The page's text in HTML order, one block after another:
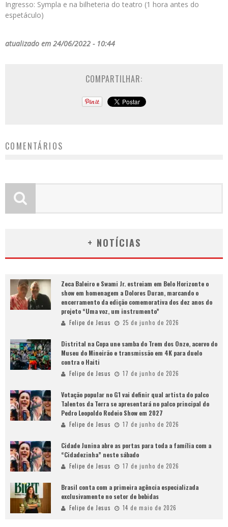
Ingresso: Sympla e na bilheteria do teatro (1 hora antes do
espetáculo)
atualizado em 24/06/2022 - 10:44
COMPARTILHAR:
COMENTÁRIOS
+ NOTÍCIAS
Zeca Baleiro e Swami Jr. estreiam em Belo Horizonte o
show em homenagem a Dolores Duran, marcando o
encerramento da edição comemorativa dos dez anos do
projeto “Uma voz, um instrumento”
Felipe de Jesus 25 de junho de 2026
Distrital na Copa une samba do Trem dos Onze, acervo do
Museu do Mineirão e transmissão em 4K para duelo
contra o Haiti
Felipe de Jesus 17 de junho de 2026
Votação popular no G1 vai definir qual artista do palco
Talentos da Terra se apresentará no palco principal do
Pedro Leopoldo Rodeio Show em 2027
Felipe de Jesus 17 de junho de 2026
Cidade Junina abre as portas para toda a família com a
“Cidadezinha” neste sábado
Felipe de Jesus 17 de junho de 2026
Brasil conta com a primeira agência especializada
exclusivamente no setor de bebidas
Felipe de Jesus 14 de maio de 2026